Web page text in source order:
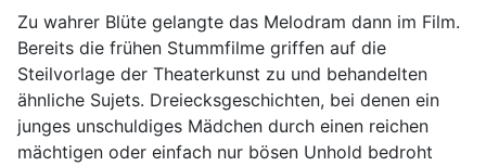
Zu wahrer Blüte gelangte das Melodram dann im Film.
Bereits die frühen Stummfilme griffen auf die
Steilvorlage der Theaterkunst zu und behandelten
ähnliche Sujets. Dreiecksgeschichten, bei denen ein
junges unschuldiges Mädchen durch einen reichen
mächtigen oder einfach nur bösen Unhold bedroht